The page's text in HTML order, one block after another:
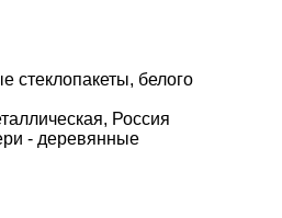
стеклопакеты, белого
Россия
- деревянные